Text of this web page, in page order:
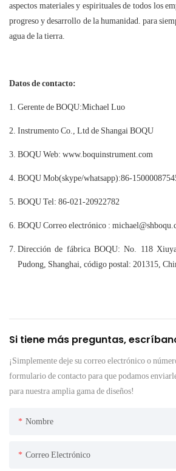
aspectos materiales y espirituales de todos los
progreso y desarrollo de la humanidad. para
agua de la tierra.
Datos de contacto:
Gerente de BOQU:Michael Luo
Instrumento Co., Ltd de Shangai BOQU
BOQU Web: www.boquinstrument.com
BOQU Mob(skype/whatsapp):86-
BOQU Tel: 86-021-20922782
BOQU Correo electrónico :
Dirección de fábrica BOQU: No. 118
Pudong, Shanghai, código postal: 201315,
Si tiene más preguntas,
¡Simplemente deje su correo electrónico o
formulario de contacto para que podamos
para nuestra amplia gama de diseños!
Nombre
Correo Electrónico